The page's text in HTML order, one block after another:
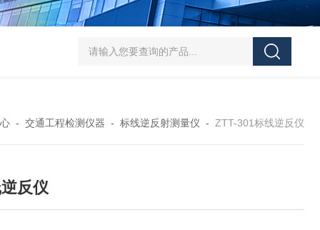
50/100型漆膜落锤冲击测试仪交通U型板 ZTT-970C通信管道静摩擦系
- 交通工程检测仪器 - 标线逆反射测量仪 - ZTT-301标线逆反仪
反仪